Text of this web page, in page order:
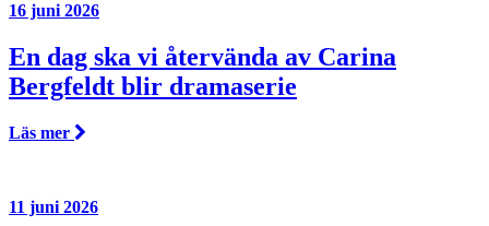
16 juni 2026
En dag ska vi återvända av Carina
Bergfeldt blir dramaserie
Läs mer
11 juni 2026